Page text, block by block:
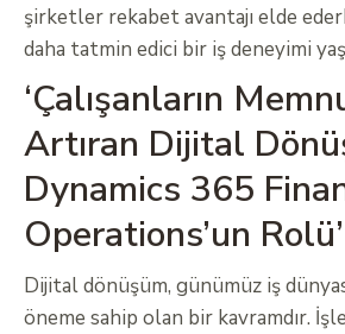
şirketler rekabet avantajı elde
daha tatmin edici bir iş deneyimi
‘Çalışanların
Artıran Dijital
Dynamics 365
Operations’un Rolü’
Dijital dönüşüm, günümüz iş
öneme sahip olan bir kavramdır.